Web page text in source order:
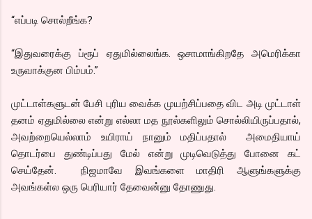
“எப்படி சொல்றீங்க?
“இதுவரைக்கு ப்ரூப் ஏதுமில்லைங்க. ஒசாமாங்கிறதே அமெரிக்கா
உருவாக்குன பிம்பம்.”
முட்டாள்களுடன் பேசி புரிய வைக்க முயற்சிப்பதை விட அடி முட்டாள்
தனம் ஏதுமில்லை என்று எல்லா மத நூல்களிலும் சொல்லியிருப்பதால்,
அவற்றையெல்லாம் உயிராய் நானும் மதிப்பதால் அமைதியாய்
தொடர்பை துண்டிப்பது மேல் என்று முடிவெடுத்து போனை கட்
செய்தேன். நிஜமாவே இவங்களை மாதிரி ஆளுங்களுக்கு
அவங்கள்ல ஒரு பெரியார் தேவைன்னு தோணுது.